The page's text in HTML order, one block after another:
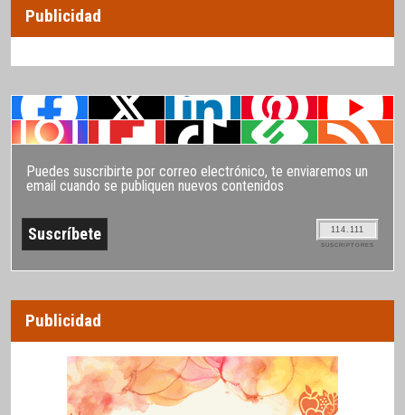
Publicidad
Puedes suscribirte por correo electrónico, te enviaremos un
email cuando se publiquen nuevos contenidos
114.111
SUSCRIPTORES
Publicidad